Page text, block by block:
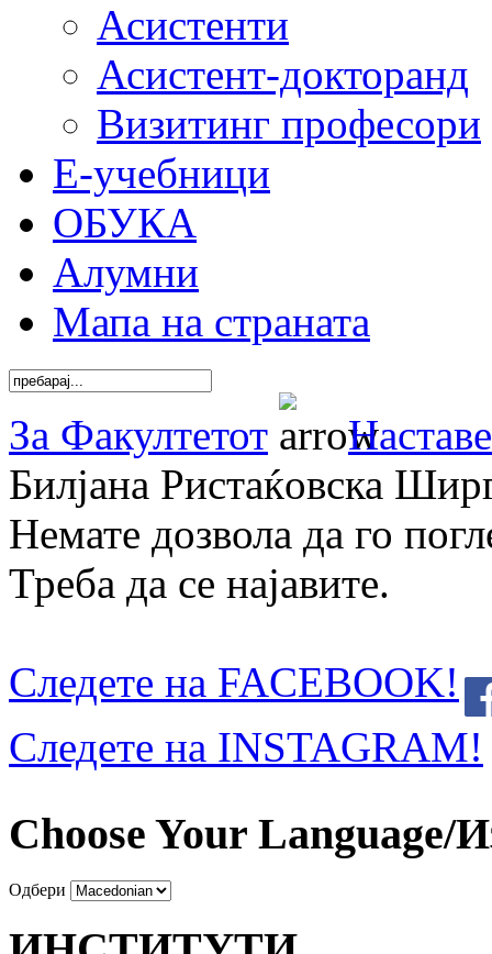
Асистенти
Асистент-докторанд
Визитинг професори
Е-учебници
ОБУКА
Алумни
Мапа на страната
За Факултетот
Билјана Ристаќовска
Немате дозвола да го
Треба да се најавите.
Следете на FACEBOOK!
Следете на INSTAGRAM!
Choose Your Language/
Одбери